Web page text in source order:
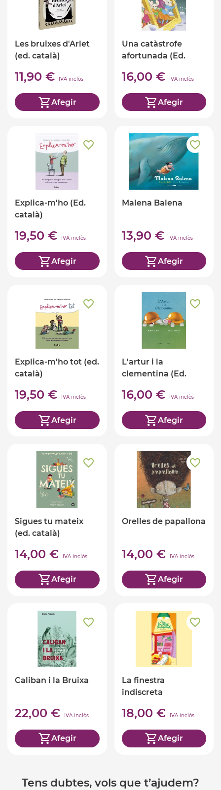
Les bruixes d'Arlet
(ed. català)
11,90 € IVA inclòs
Afegir
Una catàstrofe
afortunada (Ed.
16,00 € IVA inclòs
Afegir
Explica-m'ho (Ed.
català)
19,50 € IVA inclòs
Afegir
Malena Balena
13,90 € IVA inclòs
Afegir
Explica-m'ho tot (ed.
català)
19,50 € IVA inclòs
Afegir
L'artur i la
clementina (Ed.
16,00 € IVA inclòs
Afegir
Sigues tu mateix
(ed. català)
14,00 € IVA inclòs
Afegir
Orelles de papallona
14,00 € IVA inclòs
Afegir
Caliban i la Bruixa
22,00 € IVA inclòs
Afegir
La finestra
indiscreta
18,00 € IVA inclòs
Afegir
Tens dubtes, vols que t’ajudem?